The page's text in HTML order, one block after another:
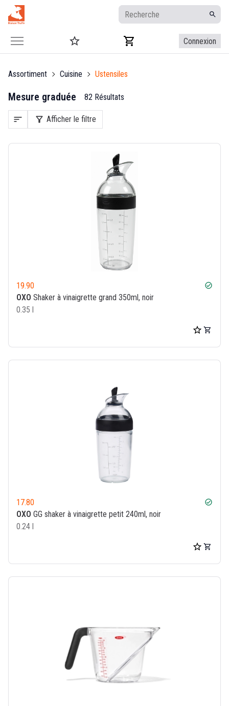
Connexion
Assortiment Cuisine Ustensiles
Mesure graduée 82 Résultats
sort filter_alt Afficher le filtre
19.90 check_circle
OXO Shaker à vinaigrette grand 350ml, noir
0.35 l
17.80 check_circle
OXO GG shaker à vinaigrette petit 240ml, noir
0.24 l